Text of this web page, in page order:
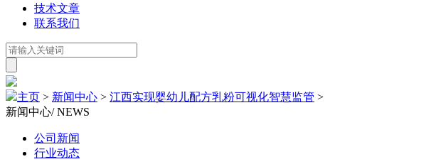
技术文章
联系我们
主页 > 新闻中心 > 江西实现婴幼儿配方乳粉可视化智慧监管 >
新闻中心/ NEWS
公司新闻
行业动态